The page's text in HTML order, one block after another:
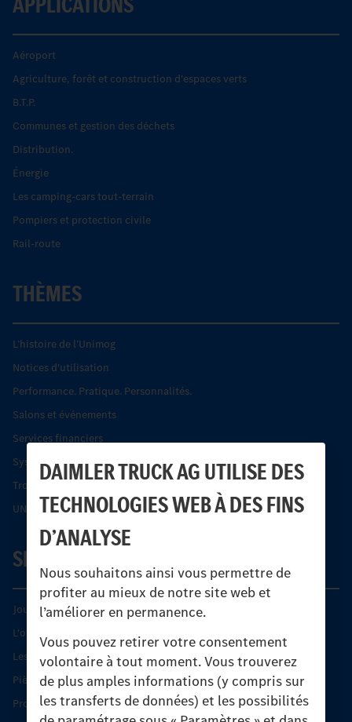
DAIMLER TRUCK AG UTILISE DES
TECHNOLOGIES WEB À DES FINS
D’ANALYSE
Nous souhaitons ainsi vous permettre de
profiter au mieux de notre site web et
l’améliorer en permanence.
Vous pouvez retirer votre consentement
volontaire à tout moment. Vous trouverez
de plus amples informations (y compris sur
les transferts de données) et les possibilités
Aéroport
Agriculture, forêt et construction d'espaces verts
B.T.P.
Communes et gestion des déchets
Distribution.
Énergie
Les camping-cars tout-terrain
Pompiers et protection civile
Rail-route
THÈMES
L’histoire de l’Unimog
Notices d'utilisation
Performance. Pratique. Personnalités.
Salons et événements
Services financiers
Systèmes de sécurité Econic
Trouver un partenaire
UNI-TOUCH®
SERVICE
Journées diagnostic Technique S.A.V Unimog
L'offre de services Unimog
Les produits phares
Pièces d’origine
Protection et maintien de la valeur